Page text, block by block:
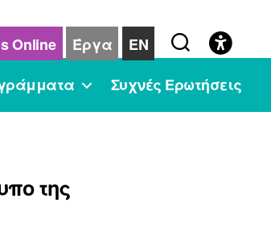
Online Έργα
EN
Συχνές Ερωτήσεις
της